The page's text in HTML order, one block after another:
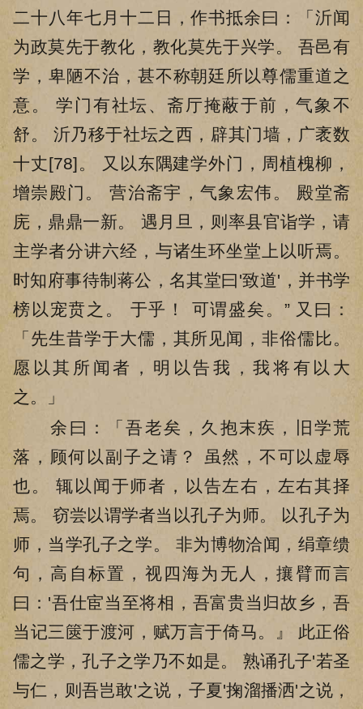
二十八年七月十二日，作书抵余曰：「沂闻
为政莫先于教化，教化莫先于兴学。 吾邑有
学，卑陋不治，甚不称朝廷所以尊儒重道之
意。 学门有社坛、斋厅掩蔽于前，气象不
舒。 沂乃移于社坛之西，辟其门墙，广袤数
十丈[78]。 又以东隅建学外门，周植槐柳，
增崇殿门。 营治斋宇，气象宏伟。 殿堂斋
庑，鼎鼎一新。 遇月旦，则率县官诣学，请
主学者分讲六经，与诸生环坐堂上以听焉。
时知府事待制蒋公，名其堂曰'致道'，并书学
榜以宠贲之。 于乎！ 可谓盛矣。” 又曰：
「先生昔学于大儒，其所见闻，非俗儒比。
愿以其所闻者，明以告我，我将有以大
之。」
余曰：「吾老矣，久抱末疾，旧学荒
落，顾何以副子之请？ 虽然，不可以虚辱
也。 辄以闻于师者，以告左右，左右其择
焉。 窃尝以谓学者当以孔子为师。 以孔子为
师，当学孔子之学。 非为博物洽闻，绢章缋
句，高自标置，视四海为无人，攘臂而言
曰：'吾仕宦当至将相，吾富贵当归故乡，吾
当记三篋于渡河，赋万言于倚马。』 此正俗
儒之学，孔子之学乃不如是。 熟诵孔子'若圣
与仁，则吾岂敢'之说，子夏'掬溜播洒'之说，